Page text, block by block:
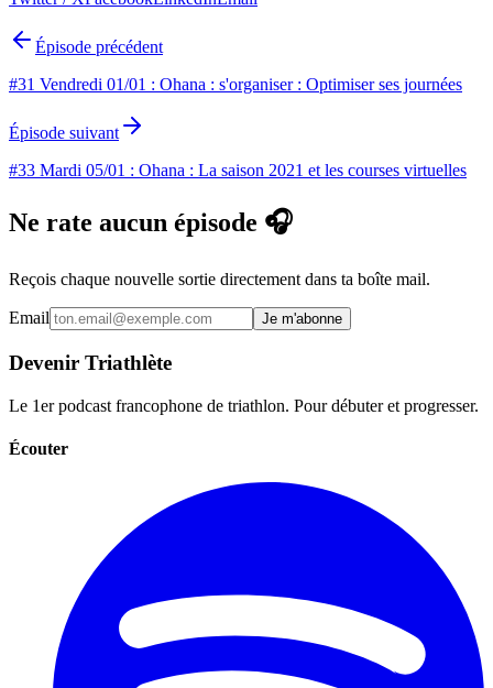
Épisode précédent
#31 Vendredi 01/01 : Ohana : s'organiser : Optimiser ses journées
Épisode suivant
#33 Mardi 05/01 : Ohana : La saison 2021 et les courses virtuelles
Ne rate aucun épisode 🎧
Reçois chaque nouvelle sortie directement dans ta boîte mail.
Email Je m'abonne
Devenir Triathlète
Le 1er podcast francophone de triathlon. Pour débuter et progresser.
Écouter